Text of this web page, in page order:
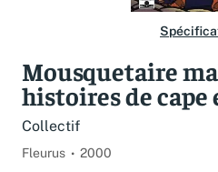
Mousquetaire
histoires de cape
Collectif
Fleurus 2000